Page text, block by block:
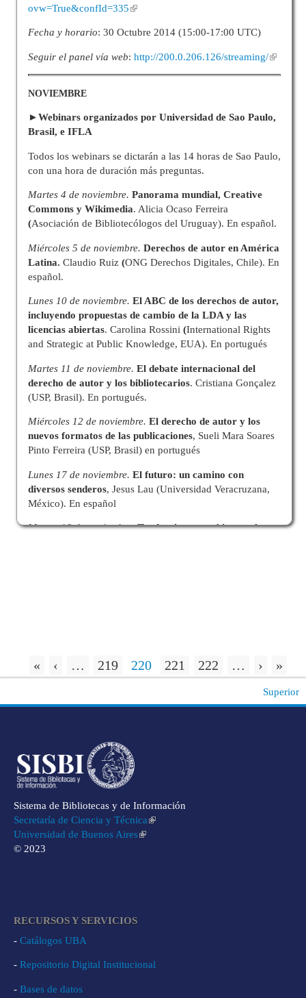
ovw=True&confId=335
Fecha y horario: 30 Octubre 2014 (15:00-17:00 UTC)
Seguir el panel vía web: http://200.0.206.126/streaming/
NOVIEMBRE
►Webinars organizados por Universidad de Sao Paulo,
Brasil, e IFLA
Todos los webinars se dictarán a las 14 horas de Sao Paulo,
con una hora de duración más preguntas.
Martes 4 de noviembre. Panorama mundial, Creative
Commons y Wikimedia. Alicia Ocaso Ferreira
(Asociación de Bibliotecólogos del Uruguay). En español.
Miércoles 5 de noviembre. Derechos de autor en América
Latina. Claudio Ruiz (ONG Derechos Digitales, Chile). En
español.
Lunes 10 de noviembre. El ABC de los derechos de autor,
incluyendo propuestas de cambio de la LDA y las
licencias abiertas. Carolina Rossini (International Rights
and Strategic at Public Knowledge, EUA). En portugués
Martes 11 de noviembre. El debate internacional del
derecho de autor y los bibliotecarios. Cristiana Gonçalez
(USP, Brasil). En portugués.
Miércoles 12 de noviembre. El derecho de autor y los
nuevos formatos de las publicaciones, Sueli Mara Soares
Pinto Ferreira (USP, Brasil) en portugués
Lunes 17 de noviembre. El futuro: un camino con
diversos senderos, Jesus Lau (Universidad Veracruzana,
México). En español
Martes 18 de noviembre.Tendencias y cambios en el
Para consultar otros eventos presenciales o vía web en la semana
internacional del acceso abierto, ver enwww.openaccessweek.org
« ‹ … 219 220 221 222 … › »
Superior
Sistema de Bibliotecas y de Información
Secretaría de Ciencia y Técnica
Universidad de Buenos Aires
© 2023
RECURSOS Y SERVICIOS
- Catálogos UBA
- Repositorio Digital Institucional
- Bases de datos